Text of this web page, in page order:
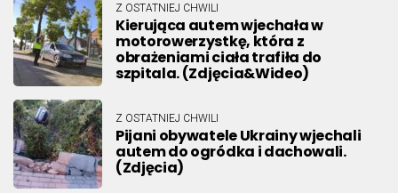
Z OSTATNIEJ CHWILI
Kierująca autem wjechała w
motorowerzystkę, która z
obrażeniami ciała trafiła do
szpitala. (Zdjęcia&Wideo)
Z OSTATNIEJ CHWILI
Pijani obywatele Ukrainy wjechali
autem do ogródka i dachowali.
(Zdjęcia)